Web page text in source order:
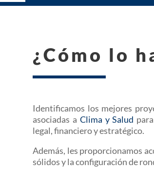
¿Cómo lo
Identificamos los mejores
asociadas a Clima y Salud
legal, financiero y estratégico.
Además, les proporcionamos
sólidos y la configuración de